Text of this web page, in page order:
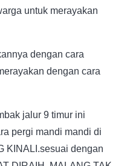
untuk merayakan
dengan cara
dengan cara
jalur 9 timur ini
pergi mandi mandi di
KINALI.sesuai dengan